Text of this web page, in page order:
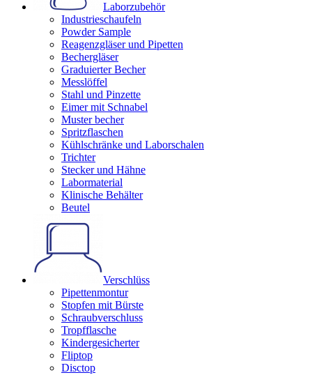
Laborzubehör
Industrieschaufeln
Powder Sample
Reagenzgläser und Pipetten
Bechergläser
Graduierter Becher
Messlöffel
Stahl und Pinzette
Eimer mit Schnabel
Muster becher
Spritzflaschen
Kühlschränke und Laborschalen
Trichter
Stecker und Hähne
Labormaterial
Klinische Behälter
Beutel
Verschlüss
Pipettenmontur
Stopfen mit Bürste
Schraubverschluss
Tropfflasche
Kindergesicherter
Fliptop
Disctop